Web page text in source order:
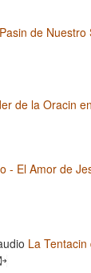
de
de la Oracin
- El Amor de
La